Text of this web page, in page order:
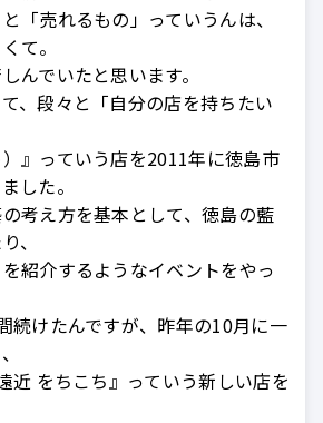
「売れるもの」っていうんは、
て。
んでいたと思います。
、段々と「自分の店を持ちたい
）』っていう店を2011年に徳島市
した。
考え方を基本として、徳島の藍
、
紹介するようなイベントをやっ
続けたんですが、昨年の10月に一
近 をちこち』っていう新しい店を